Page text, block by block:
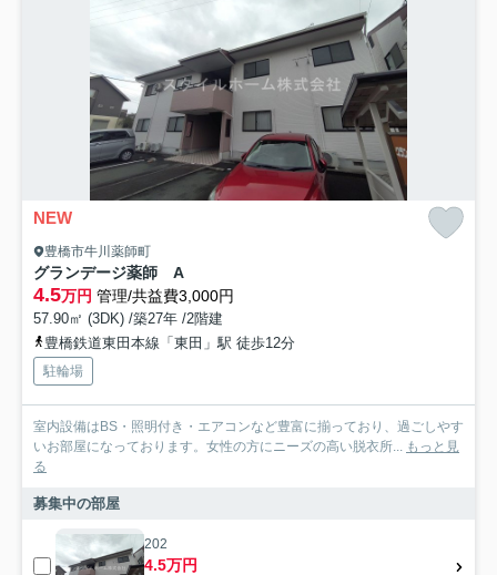
NEW
豊橋市牛川薬師町
グランデージ薬師 A
4.5万円 管理/共益費3,000円
57.90㎡ (3DK) /築27年 /2階建
豊橋鉄道東田本線「東田」駅 徒歩12分
駐輪場
室内設備はBS・照明付き・エアコンなど豊富に揃っており、過ごしやす
いお部屋になっております。女性の方にニーズの高い脱衣所...
もっと見
る
募集中の部屋
202
4.5万円